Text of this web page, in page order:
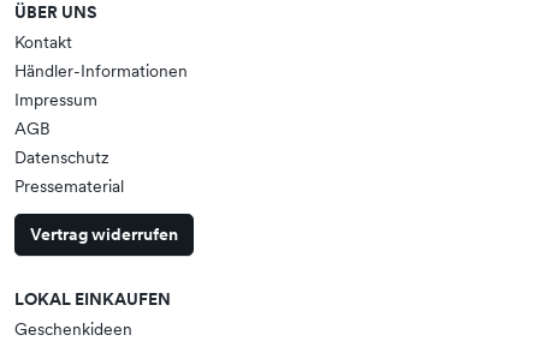
ÜBER UNS
Kontakt
Händler-Informationen
Impressum
AGB
Datenschutz
Pressematerial
Vertrag widerrufen
LOKAL EINKAUFEN
Geschenkideen